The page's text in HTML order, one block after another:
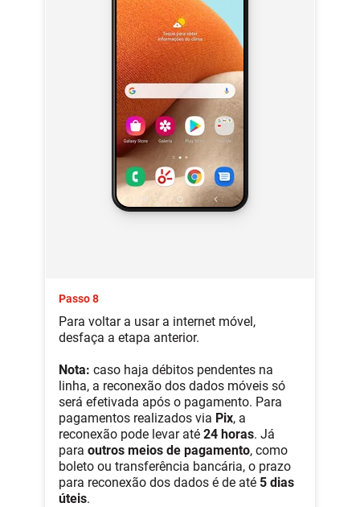
Passo 8
Para voltar a usar a internet móvel,
desfaça a etapa anterior.
Nota: caso haja débitos pendentes na
linha, a reconexão dos dados móveis só
será efetivada após o pagamento. Para
pagamentos realizados via Pix, a
reconexão pode levar até 24 horas. Já
para outros meios de pagamento, como
boleto ou transferência bancária, o prazo
para reconexão dos dados é de até 5 dias
úteis.